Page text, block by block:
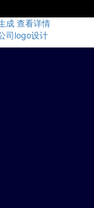
成 查看详情
司logo设计